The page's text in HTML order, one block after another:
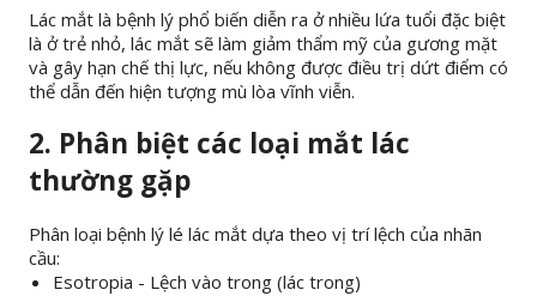
Lác mắt là bệnh lý phổ biến diễn ra ở nhiều lứa tuổi đặc biệt
là ở trẻ nhỏ, lác mắt sẽ làm giảm thẩm mỹ của gương mặt
và gây hạn chế thị lực, nếu không được điều trị dứt điểm có
thể dẫn đến hiện tượng mù lòa vĩnh viễn.
2. Phân biệt các loại mắt lác
thường gặp
Phân loại bệnh lý lé lác mắt dựa theo vị trí lệch của nhãn
cầu:
Esotropia - Lệch vào trong (lác trong)